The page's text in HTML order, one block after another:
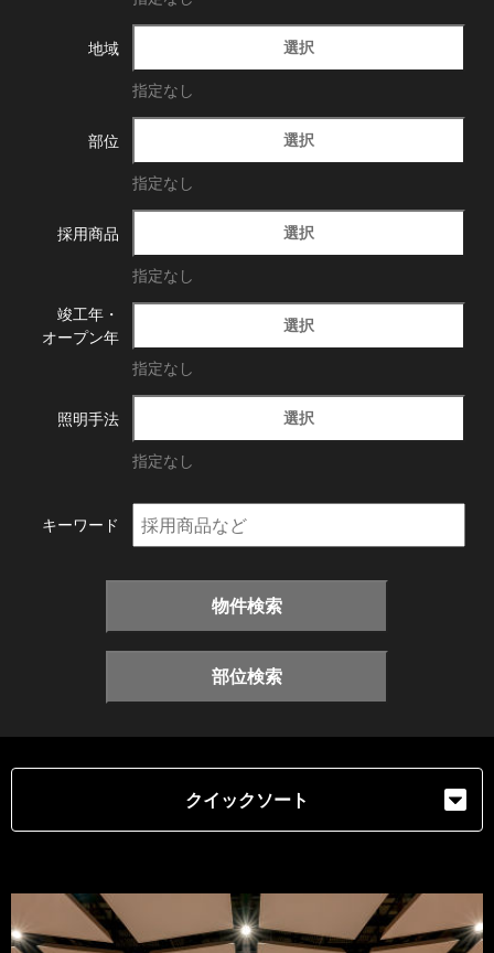
地域 選択
指定なし
部位 選択
指定なし
採用商品 選択
指定なし
竣工年・
オープン年
選択
指定なし
照明手法 選択
指定なし
キーワード
物件検索
部位検索
クイックソート